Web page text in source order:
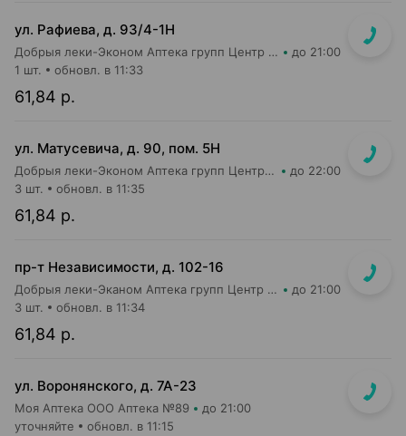
ул. Рафиева, д. 93/4-1Н
Добрыя леки-Эконом Аптека групп Центр ООО Аптека №1 до 21:00
61,84 р.
1 шт. обновл. в 11:33
ул. Матусевича, д. 90, пом. 5Н
Добрыя леки-Эконом Аптека групп Центр ООО Аптека №17 до 22:00
61,84 р.
3 шт. обновл. в 11:35
пр-т Независимости, д. 102-16
Добрыя леки-Эканом Аптека групп Центр ООО Аптека №19 до 21:00
61,84 р.
3 шт. обновл. в 11:34
ул. Воронянского, д. 7А-23
Моя Аптека ООО Аптека №89 до 21:00
уточняйте обновл. в 11:15